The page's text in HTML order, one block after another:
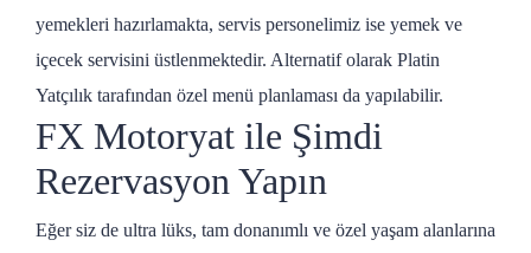
yemekleri hazırlamakta, servis personelimiz ise yemek ve
içecek servisini üstlenmektedir. Alternatif olarak Platin
Yatçılık tarafından özel menü planlaması da yapılabilir.
FX Motoryat ile Şimdi
Rezervasyon Yapın
Eğer siz de ultra lüks, tam donanımlı ve özel yaşam alanlarına